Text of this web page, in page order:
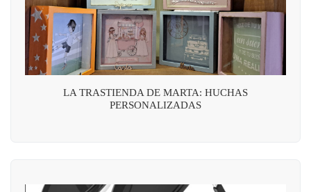
LA TRASTIENDA DE MARTA: HUCHAS
PERSONALIZADAS